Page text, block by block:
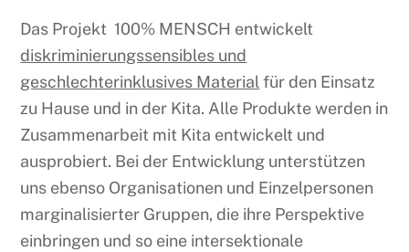
Das Projekt 100% MENSCH entwickelt
diskriminierungssensibles und
geschlechterinklusives Material für den Einsatz
zu Hause und in der Kita. Alle Produkte werden in
Zusammenarbeit mit Kita entwickelt und
ausprobiert. Bei der Entwicklung unterstützen
uns ebenso Organisationen und Einzelpersonen
marginalisierter Gruppen, die ihre Perspektive
einbringen und so eine intersektionale